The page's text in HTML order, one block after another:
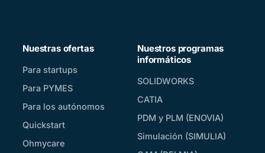
Nuestras ofertas
Para startups
Para PYMES
Para los autónomos
Quickstart
Ohmycare
Nuestros programas
informáticos
SOLIDWORKS
CATIA
PDM y PLM (ENOVIA)
Simulación (SIMULIA)